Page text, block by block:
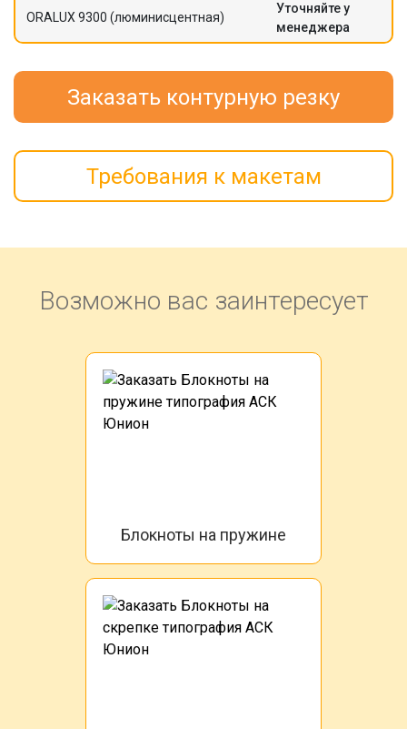
ORALUX 9300 (люминисцентная)
Уточняйте у
менеджера
Заказать контурную резку
Требования к макетам
Возможно вас заинтересует
Блокноты на пружине